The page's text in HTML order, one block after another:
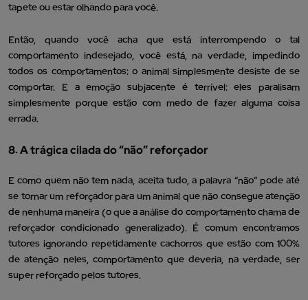
tapete ou estar olhando para você.
Então, quando você acha que está interrompendo o tal
comportamento indesejado, você está, na verdade, impedindo
todos os comportamentos: o animal simplesmente desiste de se
comportar. E a emoção subjacente é terrível: eles paralisam
simplesmente porque estão com medo de fazer alguma coisa
errada.
8. A trágica cilada do “não” reforçador
E como quem não tem nada, aceita tudo, a palavra “não” pode até
se tornar um reforçador para um animal que não consegue atenção
de nenhuma maneira (o que a análise do comportamento chama de
reforçador condicionado generalizado). É comum encontramos
tutores ignorando repetidamente cachorros que estão com 100%
de atenção neles, comportamento que deveria, na verdade, ser
super reforçado pelos tutores.